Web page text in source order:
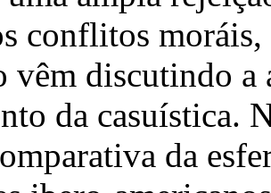
conflitos
vêm discutindo a
da casuística.
da